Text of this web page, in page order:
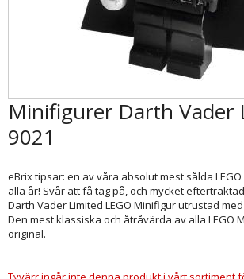
Minifigurer Darth Vader
9021
eBrix tipsar: en av våra absolut mest sålda
alla år! Svår att få tag på, och mycket eftertraktad.
Darth Vader Limited LEGO Minifigur utrustad
Den mest klassiska och åtråvärda av alla LEGO
original.